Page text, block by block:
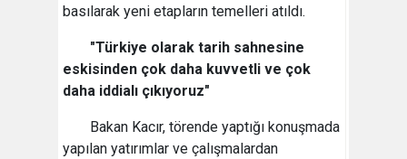
basılarak yeni etapların temelleri atıldı.
"Türkiye olarak tarih sahnesine
eskisinden çok daha kuvvetli ve çok
daha iddialı çıkıyoruz"
Bakan Kacır, törende yaptığı konuşmada
yapılan yatırımlar ve çalışmalardan